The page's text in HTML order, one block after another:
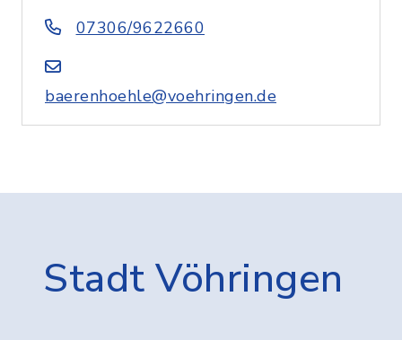
07306/9622660
baerenhoehle@voehringen.de
Stadt Vöhringen